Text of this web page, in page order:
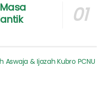
Aswaja & Ijazah Kubro PCNU